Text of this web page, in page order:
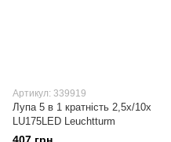
Артикул: 339919
Лупа 5 в 1 кратність 2,5х/10х
LU175LED Leuchtturm